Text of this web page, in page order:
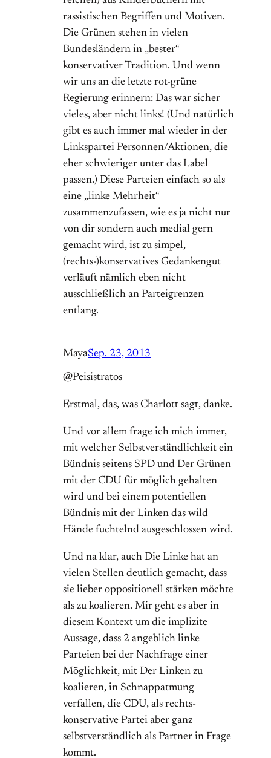
rassistischen Begriffen und Motiven.
Die Grünen stehen in vielen
Bundesländern in „bester“
konservativer Tradition. Und wenn
wir uns an die letzte rot-grüne
Regierung erinnern: Das war sicher
vieles, aber nicht links! (Und natürlich
gibt es auch immer mal wieder in der
Linkspartei Personnen/Aktionen, die
eher schwieriger unter das Label
passen.) Diese Parteien einfach so als
eine „linke Mehrheit“
zusammenzufassen, wie es ja nicht nur
von dir sondern auch medial gern
gemacht wird, ist zu simpel,
(rechts-)konservatives Gedankengut
verläuft nämlich eben nicht
ausschließlich an Parteigrenzen
entlang.
MayaSep. 23, 2013
@Peisistratos
Erstmal, das, was Charlott sagt, danke.
Und vor allem frage ich mich immer,
mit welcher Selbstverständlichkeit ein
Bündnis seitens SPD und Der Grünen
mit der CDU für möglich gehalten
wird und bei einem potentiellen
Bündnis mit der Linken das wild
Hände fuchtelnd ausgeschlossen wird.
Und na klar, auch Die Linke hat an
vielen Stellen deutlich gemacht, dass
sie lieber oppositionell stärken möchte
als zu koalieren. Mir geht es aber in
diesem Kontext um die implizite
Aussage, dass 2 angeblich linke
Parteien bei der Nachfrage einer
Möglichkeit, mit Der Linken zu
koalieren, in Schnappatmung
verfallen, die CDU, als rechts-
konservative Partei aber ganz
selbstverständlich als Partner in Frage
kommt.